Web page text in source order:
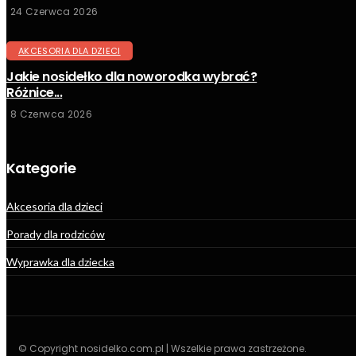
24 Czerwca 2026
AKCESORIA DLA DZIECI
Jakie nosidełko dla noworodka wybrać?
Różnice...
8 Czerwca 2026
Kategorie
Akcesoria dla dzieci
Porady dla rodziców
Wyprawka dla dziecka
© Copyright nosidelko.com.pl | Wszelkie prawa zastrzeżone.